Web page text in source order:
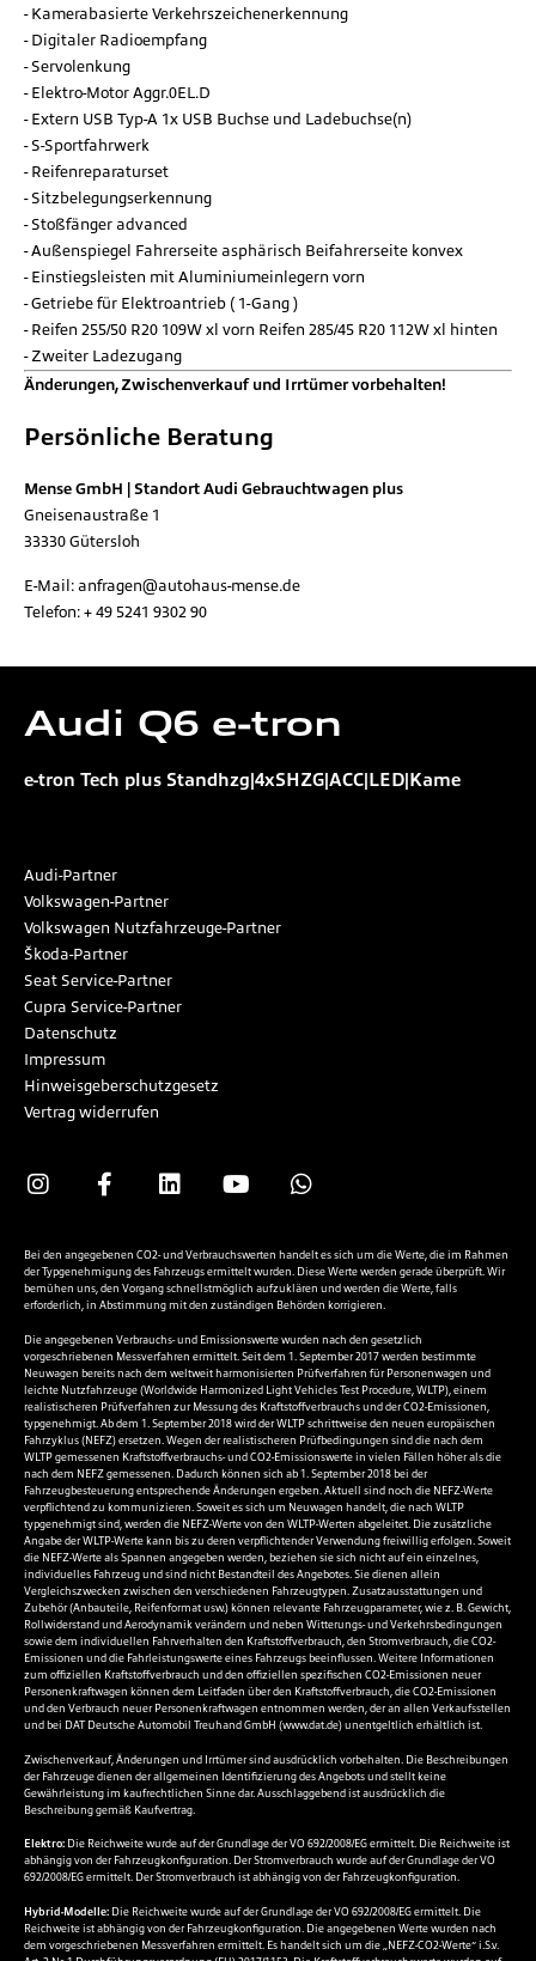
Kamerabasierte Verkehrszeichenerkennung
Digitaler Radioempfang
Servolenkung
Elektro-Motor Aggr.0EL.D
Extern USB Typ-A 1x USB Buchse und Ladebuchse(n)
S-Sportfahrwerk
Reifenreparaturset
Sitzbelegungserkennung
Stoßfänger advanced
Außenspiegel Fahrerseite asphärisch Beifahrerseite konvex
Einstiegsleisten mit Aluminiumeinlegern vorn
Getriebe für Elektroantrieb ( 1-Gang )
Reifen 255/50 R20 109W xl vorn Reifen 285/45 R20 112W xl hinten
Zweiter Ladezugang
Änderungen, Zwischenverkauf und Irrtümer vorbehalten!
Persönliche Beratung
Mense GmbH | Standort Audi Gebrauchtwagen plus
Gneisenaustraße 1
33330 Gütersloh
E-Mail: anfragen@autohaus-mense.de
Telefon: + 49 5241 9302 90
Audi Q6 e-tron
e-tron Tech plus Standhzg|4xSHZG|ACC|LED|Kame
Audi-Partner
Volkswagen-Partner
Volkswagen Nutzfahrzeuge-Partner
Škoda-Partner
Seat Service-Partner
Cupra Service-Partner
Datenschutz
Impressum
Hinweisgeberschutzgesetz
Vertrag widerrufen
Bei den angegebenen CO2- und Verbrauchswerten handelt es sich um die Werte, die im Rahmen
der Typgenehmigung des Fahrzeugs ermittelt wurden. Diese Werte werden gerade überprüft. Wir
bemühen uns, den Vorgang schnellstmöglich aufzuklären und werden die Werte, falls
erforderlich, in Abstimmung mit den zuständigen Behörden korrigieren.
Die angegebenen Verbrauchs- und Emissionswerte wurden nach den gesetzlich
vorgeschriebenen Messverfahren ermittelt. Seit dem 1. September 2017 werden bestimmte
Neuwagen bereits nach dem weltweit harmonisierten Prüfverfahren für Personenwagen und
leichte Nutzfahrzeuge (Worldwide Harmonized Light Vehicles Test Procedure, WLTP), einem
realistischeren Prüfverfahren zur Messung des Kraftstoffverbrauchs und der CO2-Emissionen,
typgenehmigt. Ab dem 1. September 2018 wird der WLTP schrittweise den neuen europäischen
Fahrzyklus (NEFZ) ersetzen. Wegen der realistischeren Prüfbedingungen sind die nach dem
WLTP gemessenen Kraftstoffverbrauchs- und CO2-Emissionswerte in vielen Fällen höher als die
nach dem NEFZ gemessenen. Dadurch können sich ab 1. September 2018 bei der
Fahrzeugbesteuerung entsprechende Änderungen ergeben. Aktuell sind noch die NEFZ-Werte
verpflichtend zu kommunizieren. Soweit es sich um Neuwagen handelt, die nach WLTP
typgenehmigt sind, werden die NEFZ-Werte von den WLTP-Werten abgeleitet. Die zusätzliche
Angabe der WLTP-Werte kann bis zu deren verpflichtender Verwendung freiwillig erfolgen. Soweit
die NEFZ-Werte als Spannen angegeben werden, beziehen sie sich nicht auf ein einzelnes,
individuelles Fahrzeug und sind nicht Bestandteil des Angebotes. Sie dienen allein
Vergleichszwecken zwischen den verschiedenen Fahrzeugtypen. Zusatzausstattungen und
Zubehör (Anbauteile, Reifenformat usw.) können relevante Fahrzeugparameter, wie z. B. Gewicht,
Rollwiderstand und Aerodynamik verändern und neben Witterungs- und Verkehrsbedingungen
sowie dem individuellen Fahrverhalten den Kraftstoffverbrauch, den Stromverbrauch, die CO2-
Emissionen und die Fahrleistungswerte eines Fahrzeugs beeinflussen. Weitere Informationen
zum offiziellen Kraftstoffverbrauch und den offiziellen spezifischen CO2-Emissionen neuer
Personenkraftwagen können dem Leitfaden über den Kraftstoffverbrauch, die CO2-Emissionen
und den Verbrauch neuer Personenkraftwagen entnommen werden, der an allen Verkaufsstellen
und bei DAT Deutsche Automobil Treuhand GmbH (www.dat.de) unentgeltlich erhältlich ist.
Zwischenverkauf, Änderungen und Irrtümer sind ausdrücklich vorbehalten. Die Beschreibungen
der Fahrzeuge dienen der allgemeinen Identifizierung des Angebots und stellt keine
Gewährleistung im kaufrechtlichen Sinne dar. Ausschlaggebend ist ausdrücklich die
Beschreibung gemäß Kaufvertrag.
Elektro: Die Reichweite wurde auf der Grundlage der VO 692/2008/EG ermittelt. Die Reichweite ist
abhängig von der Fahrzeugkonfiguration. Der Stromverbrauch wurde auf der Grundlage der VO
692/2008/EG ermittelt. Der Stromverbrauch ist abhängig von der Fahrzeugkonfiguration.
Hybrid-Modelle: Die Reichweite wurde auf der Grundlage der VO 692/2008/EG ermittelt. Die
Reichweite ist abhängig von der Fahrzeugkonfiguration. Die angegebenen Werte wurden nach
dem vorgeschriebenen Messverfahren ermittelt. Es handelt sich um die „NEFZ-CO2-Werte“ i.S.v.